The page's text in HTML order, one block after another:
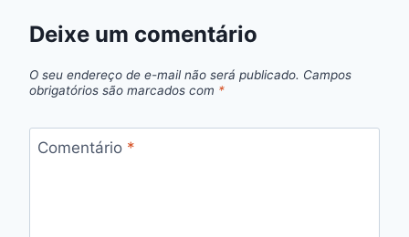
Deixe um comentário
O seu endereço de e-mail não será publicado. Campos
obrigatórios são marcados com *
Comentário *